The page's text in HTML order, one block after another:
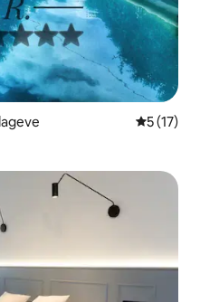
5 (17)
značko »Izbira gostov«